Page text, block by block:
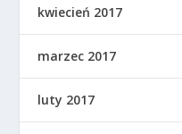
kwiecień 2017
marzec 2017
luty 2017